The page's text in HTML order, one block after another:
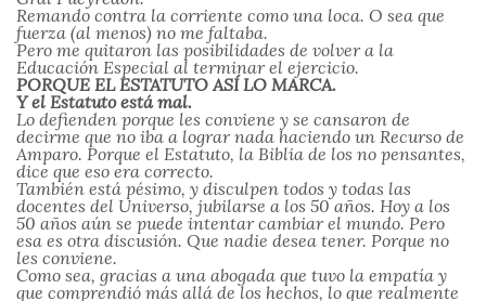
Remando contra la corriente como una loca. O sea que
fuerza (al menos) no me faltaba.
Pero me quitaron las posibilidades de volver a la
Educación Especial al terminar el ejercicio.
PORQUE EL ESTATUTO ASÍ LO MARCA.
Y el Estatuto está mal.
Lo defienden porque les conviene y se cansaron de
decirme que no iba a lograr nada haciendo un Recurso de
Amparo. Porque el Estatuto, la Biblia de los no pensantes,
dice que eso era correcto.
También está pésimo, y disculpen todos y todas las
docentes del Universo, jubilarse a los 50 años. Hoy a los
50 años aún se puede intentar cambiar el mundo. Pero
esa es otra discusión. Que nadie desea tener. Porque no
les conviene.
Como sea, gracias a una abogada que tuvo la empatía y
que comprendió más allá de los hechos, lo que realmente